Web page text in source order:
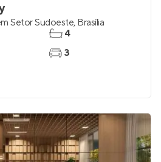
Setor Sudoeste, Brasília
4
3